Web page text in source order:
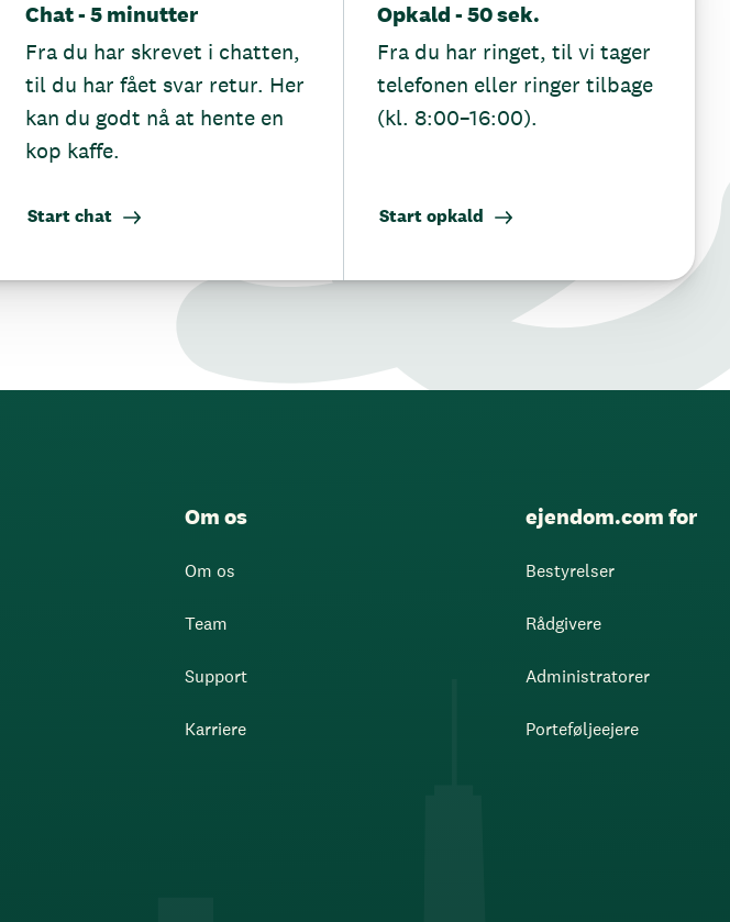
Chat - 5 minutter
Fra du har skrevet i chatten,
til du har fået svar retur. Her
kan du godt nå at hente en
kop kaffe.
Start chat
Opkald - 50 sek.
Fra du har ringet, til vi tager
telefonen eller ringer tilbage
(kl. 8:00–16:00).
Start opkald
Om os
Om os
Team
Support
Karriere
ejendom.com for
Bestyrelser
Rådgivere
Administratorer
Porteføljeejere